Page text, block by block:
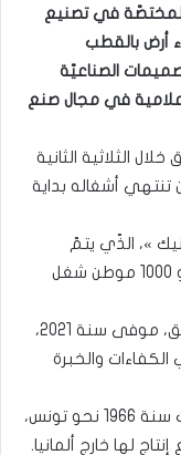
المختصّة في تصنيع
أرض بالقطب
الصناعيّة
في مجال صنع
الثلاثية الثانية
أن تنتهي أشغاله بداية
»، الذّي يتمّ
تنفيذه على مساحة 14 ألف متر مربع، نحو 1000 موطن شغل
وأشارت المؤسسة الالمانية الى أنّها ستنطلق، موفى سنة 2021،
والخبرة
يذكر أن مؤسسة « دراكسلماير » قد توجهت سنة 1966 نحو تونس،
لها خارج ألمانيا.